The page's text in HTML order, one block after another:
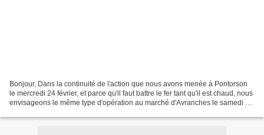
Bonjour, Dans la continuité de l'action que nous avons menée à Pontorson
le mercredi 24 février, et parce qu'il faut battre le fer tant qu'il est chaud, nous
envisageons le même type d'opération au marché d'Avranches le samedi 13